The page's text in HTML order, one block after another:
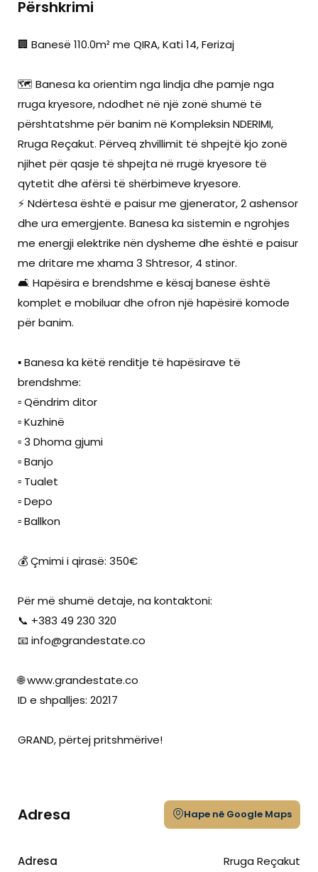
Përshkrimi
🏢 Banesë 110.0m² me QIRA, Kati 14, Ferizaj
🗺️ Banesa ka orientim nga lindja dhe pamje nga
rruga kryesore, ndodhet në një zonë shumë të
përshtatshme për banim në Kompleksin NDERIMI,
Rruga Reçakut. Përveq zhvillimit të shpejtë kjo zonë
njihet për qasje të shpejta në rrugë kryesore të
qytetit dhe afërsi të shërbimeve kryesore.
⚡ Ndërtesa është e paisur me gjenerator, 2 ashensor
dhe ura emergjente. Banesa ka sistemin e ngrohjes
me energji elektrike nën dysheme dhe është e paisur
me dritare me xhama 3 Shtresor, 4 stinor.
🛋️ Hapësira e brendshme e kësaj banese është
komplet e mobiluar dhe ofron një hapësirë komode
për banim.
▪️ Banesa ka këtë renditje të hapësirave të
brendshme:
▫️ Qëndrim ditor
▫️ Kuzhinë
▫️ 3 Dhoma gjumi
▫️ Banjo
▫️ Tualet
▫️ Depo
▫️ Ballkon
💰 Çmimi i qirasë: 350€
Për më shumë detaje, na kontaktoni:
📞 +383 49 230 320
📧 info@grandestate.co
🌐 www.grandestate.co
ID e shpalljes: 20217
GRAND, përtej pritshmërive!
Adresa Hape në Google Maps
Adresa Rruga Reçakut